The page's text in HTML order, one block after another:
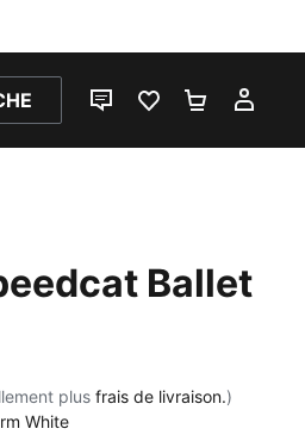
LIVE CHATFAVORIS 0PANIER 0
Ballet
plusfrais de livraison.)
White